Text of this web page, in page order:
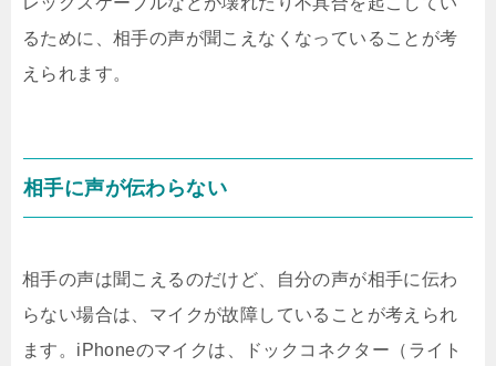
るために、相手の声が聞こえなくなっていることが考
えられます。
相手に声が伝わらない
相手の声は聞こえるのだけど、自分の声が相手に伝わ
らない場合は、マイクが故障していることが考えられ
ます。iPhoneのマイクは、ドックコネクター（ライト